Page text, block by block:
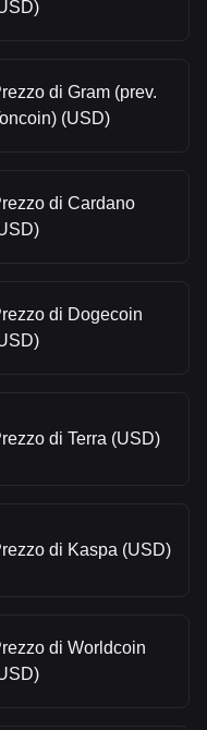
di Gram (prev.
(USD)
di Cardano
di Dogecoin
di Terra (USD)
di Kaspa (USD)
di Worldcoin